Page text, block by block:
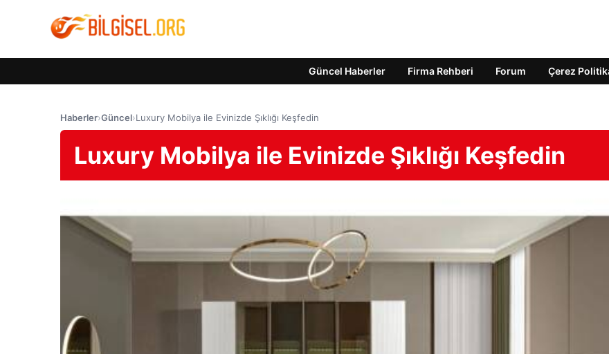
Güncel Haberler Firma Rehberi Forum Çerez
Haberler›Güncel›Luxury Mobilya ile Evinizde Şıklığı Keşfedin
Luxury Mobilya ile Evinizde Şıklığı Keşfedin